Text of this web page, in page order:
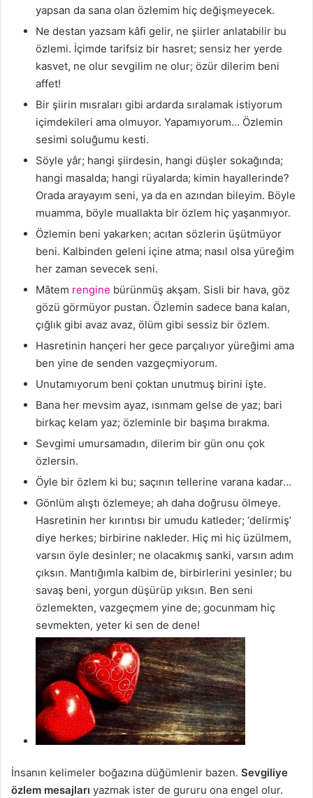
yapsan da sana olan özlemim hiç değişmeyecek.
Ne destan yazsam kâfi gelir, ne şiirler anlatabilir bu
özlemi. İçimde tarifsiz bir hasret; sensiz her yerde
kasvet, ne olur sevgilim ne olur; özür dilerim beni
affet!
Bir şiirin mısraları gibi ardarda sıralamak istiyorum
içimdekileri ama olmuyor. Yapamıyorum… Özlemin
sesimi soluğumu kesti.
Söyle yâr; hangi şiirdesin, hangi düşler sokağında;
hangi masalda; hangi rüyalarda; kimin hayallerinde?
Orada arayayım seni, ya da en azından bileyim. Böyle
muamma, böyle muallakta bir özlem hiç yaşanmıyor.
Özlemin beni yakarken; acıtan sözlerin üşütmüyor
beni. Kalbinden geleni içine atma; nasıl olsa yüreğim
her zaman sevecek seni.
Mâtem rengine bürünmüş akşam. Sisli bir hava, göz
gözü görmüyor pustan. Özlemin sadece bana kalan,
çığlık gibi avaz avaz, ölüm gibi sessiz bir özlem.
Hasretinin hançeri her gece parçalıyor yüreğimi ama
ben yine de senden vazgeçmiyorum.
Unutamıyorum beni çoktan unutmuş birini işte.
Bana her mevsim ayaz, ısınmam gelse de yaz; bari
birkaç kelam yaz; özleminle bir başıma bırakma.
Sevgimi umursamadın, dilerim bir gün onu çok
özlersin.
Öyle bir özlem ki bu; saçının tellerine varana kadar…
Gönlüm alıştı özlemeye; ah daha doğrusu ölmeye.
Hasretinin her kırıntısı bir umudu katleder; ‘delirmiş’
diye herkes; birbirine nakleder. Hiç mi hiç üzülmem,
varsın öyle desinler; ne olacakmış sanki, varsın adım
çıksın. Mantığımla kalbim de, birbirlerini yesinler; bu
savaş beni, yorgun düşürüp yıksın. Ben seni
özlemekten, vazgeçmem yine de; gocunmam hiç
sevmekten, yeter ki sen de dene!
İnsanın kelimeler boğazına düğümlenir bazen. Sevgiliye
özlem mesajları yazmak ister de gururu ona engel olur.